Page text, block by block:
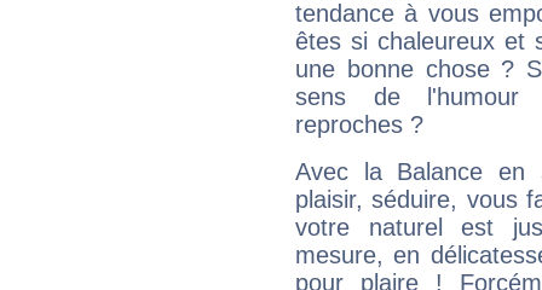
tendance à vous
êtes si chaleureux et
une bonne chose ?
sens de l'humour
reproches ?
Avec la Balance en
plaisir, séduire, vous
votre naturel est
mesure, en
pour plaire !